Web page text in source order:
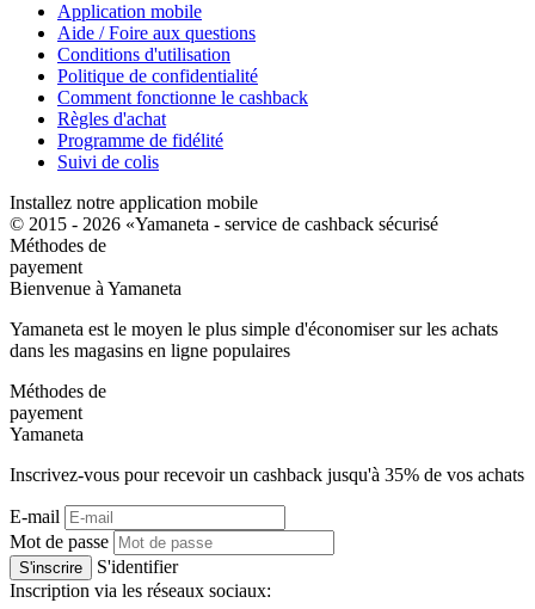
Application mobile
Aide / Foire aux questions
Conditions d'utilisation
Politique de confidentialité
Comment fonctionne le cashback
Règles d'achat
Programme de fidélité
Suivi de colis
Installez notre application mobile
© 2015 - 2026 «Yamaneta - service de cashback sécurisé
Méthodes de
payement
Bienvenue à Yamaneta
Yamaneta est le moyen le plus simple d'économiser sur les achats
dans les magasins en ligne populaires
Méthodes de
payement
Yamaneta
Inscrivez-vous pour recevoir un cashback jusqu'à 35% de vos achats
E-mail
Mot de passe
S'inscrire
S'identifier
Inscription via les réseaux sociaux: